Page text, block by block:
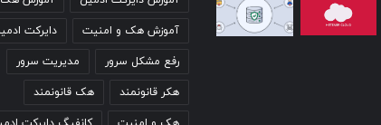
آموزش هک و امنیت دایرکت
رفع مشکل سرور مدیریت سرور
هکر قانونمند هک قانونمند